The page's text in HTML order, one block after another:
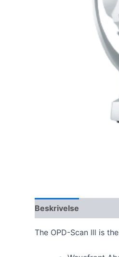
Beskrivelse
The OPD-Scan lll is